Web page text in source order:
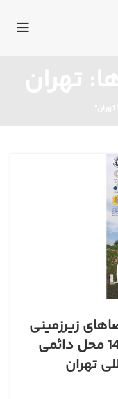
زیرزمینی
مترو 30 دی الی 3 بهمن 1400 محل دائمی
تهران